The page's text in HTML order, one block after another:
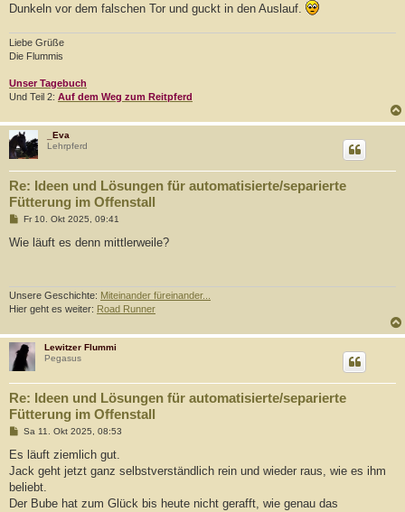
Dunkeln vor dem falschen Tor und guckt in den Auslauf.
Liebe Grüße
Die Flummis
Unser Tagebuch
Und Teil 2: Auf dem Weg zum Reitpferd
_Eva
Lehrpferd
Re: Ideen und Lösungen für automatisierte/separierte
Fütterung im Offenstall
B
i
Fr 10. Okt 2025, 09:41
Wie läuft es denn mittlerweile?
Unsere Geschichte: Miteinander füreinander...
Hier geht es weiter: Road Runner
Lewitzer Flummi
Pegasus
Re: Ideen und Lösungen für automatisierte/separierte
Fütterung im Offenstall
B
i
r
a
Sa 11. Okt 2025, 08:53
Es läuft ziemlich gut.
Jack geht jetzt ganz selbstverständlich rein und wieder raus, wie es ihm
beliebt.
Der Bube hat zum Glück bis heute nicht gerafft, wie genau das